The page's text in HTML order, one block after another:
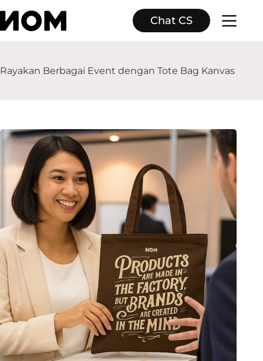
to
content
Chat CS
Rayakan Berbagai Event dengan Tote Bag Kanvas